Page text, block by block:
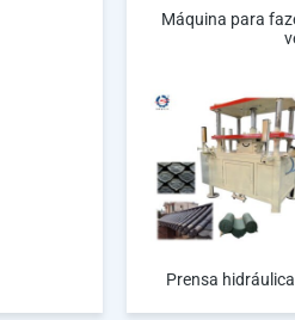
Máquina para
Prensa